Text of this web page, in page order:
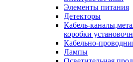
Элементы питания
Детекторы
Кабель-
коробки
Кабельно-
Лампы